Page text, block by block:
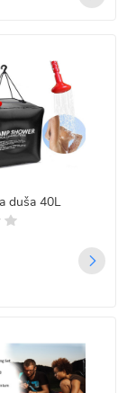
duša 40L